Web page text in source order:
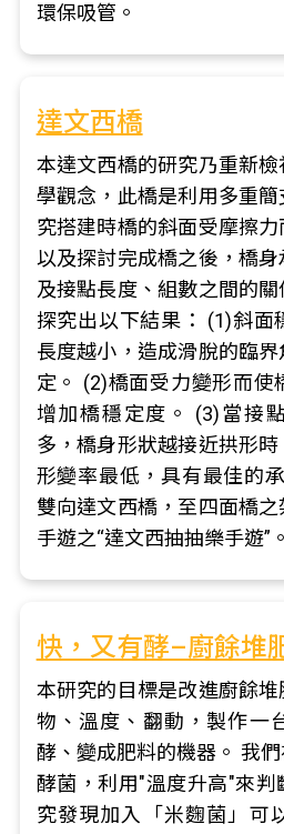
環保吸管。
達文西橋
本達文西橋的研究乃重新
學觀念，此橋是利用多重
究搭建時橋的斜面受摩擦力
以及探討完成橋之後，橋
及接點長度、組數之間的
探究出以下結果： (1)斜面
長度越小，造成滑脫的臨
定。 (2)橋面受力變形而使
增加橋穩定度。 (3)當接
多，橋身形狀越接近拱形
形變率最低，具有最佳的
雙向達文西橋，至四面橋
手遊之“達文西抽抽樂手遊”。
快，又有酵–廚餘堆
本研究的目標是改進廚餘
物、溫度、翻動，製作一
酵、變成肥料的機器。 我
酵菌，利用"溫度升高"來
究發現加入「米麴菌」可